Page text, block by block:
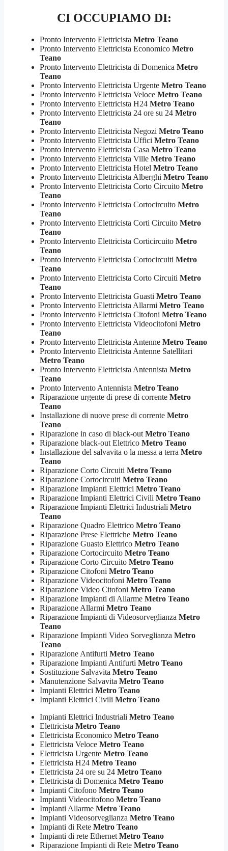
CI OCCUPIAMO DI:
Pronto Intervento Elettricista Metro Teano
Pronto Intervento Elettricista Economico Metro
Teano
Pronto Intervento Elettricista di Domenica Metro
Teano
Pronto Intervento Elettricista Urgente Metro Teano
Pronto Intervento Elettricista Veloce Metro Teano
Pronto Intervento Elettricista H24 Metro Teano
Pronto Intervento Elettricista 24 ore su 24 Metro
Teano
Pronto Intervento Elettricista Negozi Metro Teano
Pronto Intervento Elettricista Uffici Metro Teano
Pronto Intervento Elettricista Casa Metro Teano
Pronto Intervento Elettricista Ville Metro Teano
Pronto Intervento Elettricista Hotel Metro Teano
Pronto Intervento Elettricista Alberghi Metro Teano
Pronto Intervento Elettricista Corto Circuito Metro
Teano
Pronto Intervento Elettricista Cortocircuito Metro
Teano
Pronto Intervento Elettricista Corti Circuito Metro
Teano
Pronto Intervento Elettricista Corticircuito Metro
Teano
Pronto Intervento Elettricista Cortocircuiti Metro
Teano
Pronto Intervento Elettricista Corto Circuiti Metro
Teano
Pronto Intervento Elettricista Guasti Metro Teano
Pronto Intervento Elettricista Allarmi Metro Teano
Pronto Intervento Elettricista Citofoni Metro Teano
Pronto Intervento Elettricista Videocitofoni Metro
Teano
Pronto Intervento Elettricista Antenne Metro Teano
Pronto Intervento Elettricista Antenne Satellitari
Metro Teano
Pronto Intervento Elettricista Antennista Metro
Teano
Pronto Intervento Antennista Metro Teano
Riparazione urgente di prese di corrente Metro
Teano
Installazione di nuove prese di corrente Metro
Teano
Riparazione in caso di black-out Metro Teano
Riparazione black-out Elettrico Metro Teano
Installazione del salvavita o la messa a terra Metro
Teano
Riparazione Corto Circuiti Metro Teano
Riparazione Cortocircuiti Metro Teano
Riparazione Impianti Elettrici Metro Teano
Riparazione Impianti Elettrici Civili Metro Teano
Riparazione Impianti Elettrici Industriali Metro
Teano
Riparazione Quadro Elettrico Metro Teano
Riparazione Prese Elettriche Metro Teano
Riparazione Guasto Elettrico Metro Teano
Riparazione Cortocircuito Metro Teano
Riparazione Corto Circuito Metro Teano
Riparazione Citofoni Metro Teano
Riparazione Videocitofoni Metro Teano
Riparazione Video Citofoni Metro Teano
Riparazione Impianti di Allarme Metro Teano
Riparazione Allarmi Metro Teano
Riparazione Impianti di Videosorveglianza Metro
Teano
Riparazione Impianti Video Sorveglianza Metro
Teano
Riparazione Antifurti Metro Teano
Riparazione Impianti Antifurti Metro Teano
Sostituzione Salvavita Metro Teano
Manutenzione Salvavita Metro Teano
Impianti Elettrici Metro Teano
Impianti Elettrici Civili Metro Teano
Impianti Elettrici Industriali Metro Teano
Elettricista Metro Teano
Elettricista Economico Metro Teano
Elettricista Veloce Metro Teano
Elettricista Urgente Metro Teano
Elettricista H24 Metro Teano
Elettricista 24 ore su 24 Metro Teano
Elettricista di Domenica Metro Teano
Impianti Citofono Metro Teano
Impianti Videocitofono Metro Teano
Impianti Allarme Metro Teano
Impianti Videosorveglianza Metro Teano
Impianti di Rete Metro Teano
Impianti di rete Ethernet Metro Teano
Riparazione Impianti di Rete Metro Teano